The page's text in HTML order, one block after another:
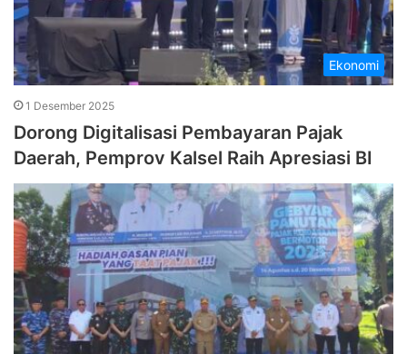
Ekonomi
1 Desember 2025
Dorong Digitalisasi Pembayaran Pajak
Daerah, Pemprov Kalsel Raih Apresiasi BI